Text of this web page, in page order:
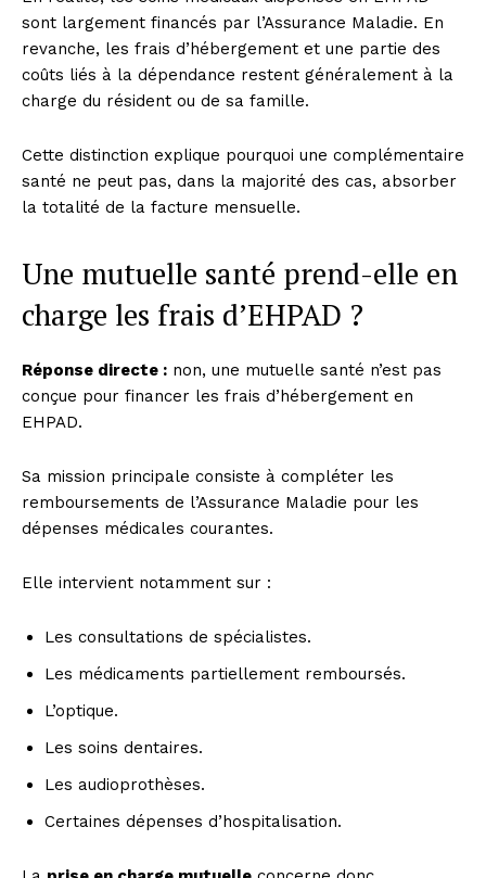
sont largement financés par l’Assurance Maladie. En
revanche, les frais d’hébergement et une partie des
coûts liés à la dépendance restent généralement à la
charge du résident ou de sa famille.
Cette distinction explique pourquoi une complémentaire
santé ne peut pas, dans la majorité des cas, absorber
la totalité de la facture mensuelle.
Une mutuelle santé prend-elle en
charge les frais d’EHPAD ?
Réponse directe : non, une mutuelle santé n’est pas
conçue pour financer les frais d’hébergement en
EHPAD.
Sa mission principale consiste à compléter les
remboursements de l’Assurance Maladie pour les
dépenses médicales courantes.
Elle intervient notamment sur :
Les consultations de spécialistes.
Les médicaments partiellement remboursés.
L’optique.
Les soins dentaires.
Les audioprothèses.
Certaines dépenses d’hospitalisation.